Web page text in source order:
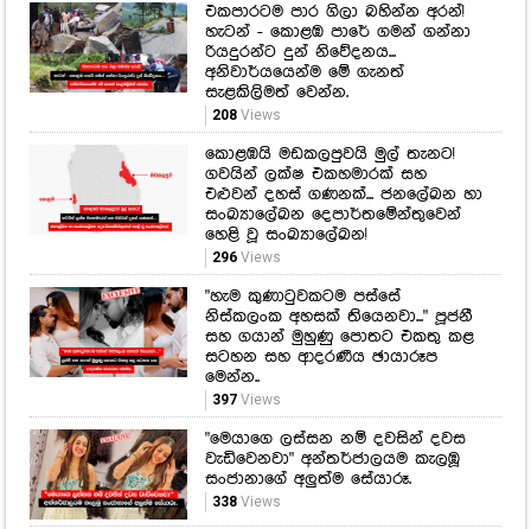
එකපාරටම පාර ගිලා බහින්න අරන්!
හැටන් - කොළඹ පාරේ ගමන් ගන්නා
රියදුරන්ට දුන් නිවේදනය...
අනිවාර්යයෙන්ම මේ ගැනත්
සැළකිලිමත් වෙන්න.
208Views
කොළඹයි මඩකලපුවයි මුල් තැනට!
ගවයින් ලක්ෂ එකහමාරක් සහ
එළුවන් දහස් ගණනක්... ජනලේඛන හා
සංඛ්‍යාලේඛන දෙපාර්තමේන්තුවෙන්
හෙළි වූ සංඛ්‍යාලේඛන!
296Views
"හැම කුණාටුවකටම පස්සේ
නිස්කලංක අහසක් තියෙනවා..." පූජනී
සහ ගයාන් මුහුණු පොතට එකතු කළ
සටහන සහ ආදරණීය ඡායාරූප
මෙන්න..
397Views
"මෙයාගෙ ලස්සන නම් දවසින් දවස
වැඩිවෙනවා" අන්තර්ජාලයම කැලඹූ
සංජානාගේ අලුත්ම සේයාරූ.
338Views